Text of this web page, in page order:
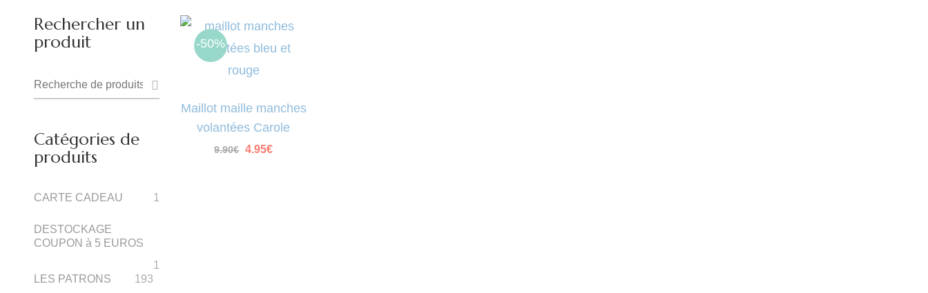
-50%
Maillot maille manches
volantées Carole
9.90€ Le
4.95€Le
Rechercher un
produit
Recherche
Catégories de
produits
CARTE CADEAU 1
DESTOCKAGE
COUPON à 5 EUROS
1
LES PATRONS
193